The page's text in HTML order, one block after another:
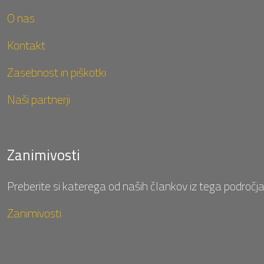
O nas
Kontakt
Zasebnost in piškotki
Naši partnerji
Zanimivosti
Preberite si katerega od naših člankov iz tega
Zanimivosti